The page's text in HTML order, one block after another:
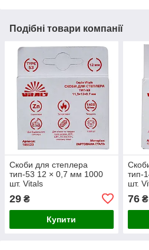
Подібні товари компанії
Скоби для степлера
тип-53 12 × 0,7 мм 1000
шт. Vitals
29 ₴
Купити
тип-
шт.
76₴